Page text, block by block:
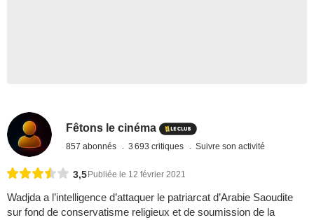
Fêtons le cinéma
857 abonnés 3 693 critiques Suivre son activité
3,5 Publiée le 12 février 2021
Wadjda a l’intelligence d’attaquer le patriarcat d’Arabie Saoudite
sur fond de conservatisme religieux et de soumission de la